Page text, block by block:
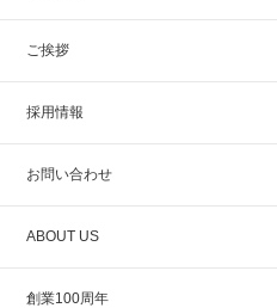
ご挨拶
採用情報
お問い合わせ
ABOUT US
創業100周年